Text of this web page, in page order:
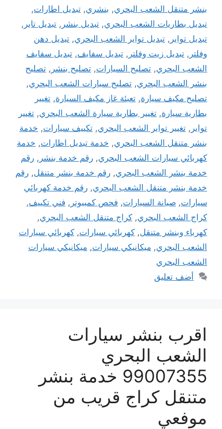
بنشر متنقل الشعب البحري, بنشري, تبديل اطارات,
تبديل بطاريات الشعب البحري, تبديل بنشر , تبديل تاير ,
تبديل تواير , تبديل تواير الشعب البحري, تبديل دهن
وفلتر , تبديل زيت وفلتر , تبديل سفايف, تبديل سفايف
الشعب البحري, تصليح السيارات, تصليح بنشر , تصليح
بنشر الشعب البحري, تصليح سيارات الشعب البحري,
تصليح مكيف سيارة, تعبئة غاز مكيف السيارة, تغيير
بطارية سيارة, تغيير بطارية سيارة الشعب البحري, تغيير
تواير , تغيير تواير الشعب البحري, تكييف سيارات, خدمة
بنشر متنقل الشعب البحري, خدمة تبديل اطارات, خدمة
كهربائي سيارات الشعب البحري, رقم خدمة بنشر , رقم
خدمة بنشر الشعب البحري, رقم خدمة بنشر متنقل, رقم
خدمة بنشر متنقل الشعب البحري, رقم خدمة كهربائي
سيارات, صيانة السيارات, فحص كمبيوتر , فني تكييف,
كراج الشعب البحري, كراج متنقل الشعب البحري,
كهرباء وبنشر متنقل, كهربائي سيارات, كهربائي سيارات
الشعب البحري, ميكانيكي سيارات, ميكانيكي سيارات
الشعب البحري
أضف تعليق
اقرب بنشر سيارات
الشعب البحري
99007355 خدمة بنشر
متنقل كراج قريب من
موفعي